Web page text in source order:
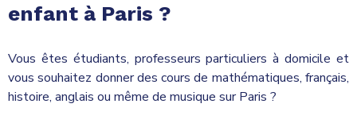
enfant à Paris ?
Vous êtes étudiants, professeurs particuliers à domicile et
vous souhaitez donner des cours de mathématiques, français,
histoire, anglais ou même de musique sur Paris ?